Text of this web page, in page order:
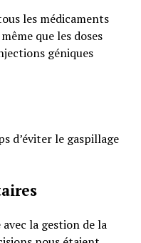
les médicaments
que les doses
géniques
d’éviter le gaspillage
la gestion de la